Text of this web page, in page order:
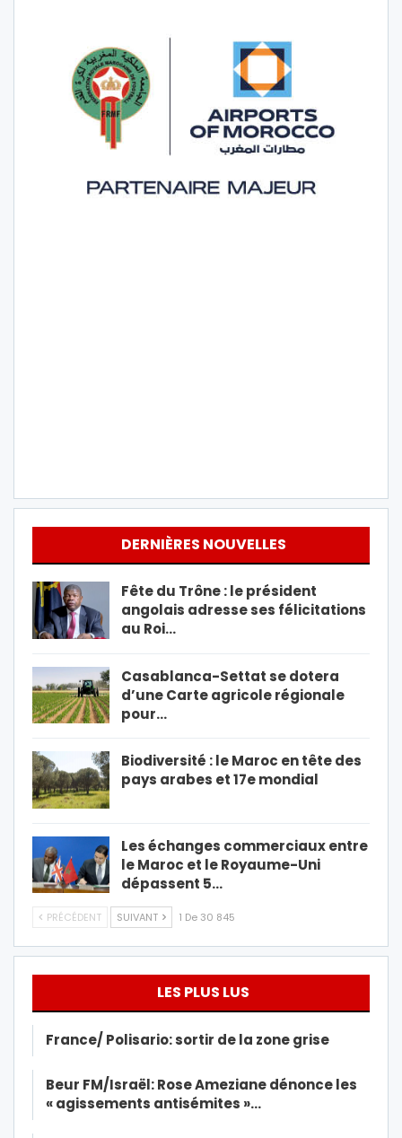
DERNIÈRES NOUVELLES
Fête du Trône : le président
angolais adresse ses félicitations
au Roi…
Casablanca-Settat se dotera
d’une Carte agricole régionale
pour…
Biodiversité : le Maroc en tête des
pays arabes et 17e mondial
Les échanges commerciaux entre
le Maroc et le Royaume-Uni
dépassent 5…
PRÉCÉDENT SUIVANT 1 De 30 845
LES PLUS LUS
France/ Polisario: sortir de la zone grise
Beur FM/Israël: Rose Ameziane dénonce les
« agissements antisémites »…